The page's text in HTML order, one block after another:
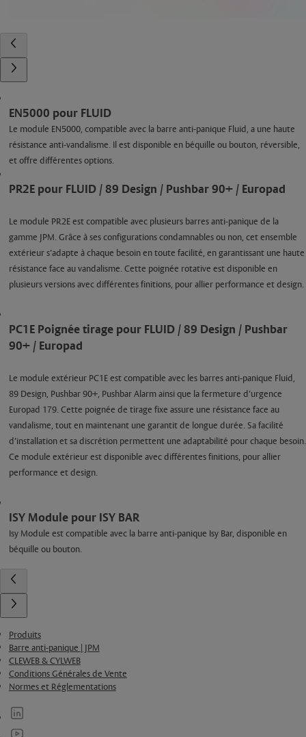
EN5000 pour FLUID
Le module EN5000, compatible avec la barre anti-panique Fluid, a une haute
résistance anti-vandalisme. Il est disponible en béquille ou bouton, réversible,
et offre différentes options.
PR2E pour FLUID / 89 Design / Pushbar 90+ / Europad
Le module PR2E est compatible avec plusieurs barres anti-panique de la
gamme JPM. Grâce à ses configurations condamnables ou non, cet ensemble
extérieur s’adapte à chaque besoin en toute facilité, en garantissant une haute
résistance face au vandalisme. Cette poignée rotative est disponible en
plusieurs versions avec différentes finitions, pour allier performance et design.
PC1E Poignée tirage pour FLUID / 89 Design / Pushbar
90+ / Europad
Le module extérieur PC1E est compatible avec les barres anti-panique Fluid,
89 Design, Pushbar 90+, Pushbar Alarm ainsi que la fermeture d’urgence
Europad 179. Cette poignée de tirage fixe assure une résistance face au
vandalisme, tout en maintenant une garantit de longue durée. Sa facilité
d’installation et sa discrétion permettent une adaptabilité pour chaque besoin.
Ce module extérieur est disponible avec différentes finitions, pour allier
performance et design.
ISY Module pour ISY BAR
Isy Module est compatible avec la barre anti-panique Isy Bar, disponible en
béquille ou bouton.
Produits
Barre anti-panique | JPM
CLEWEB & CYLWEB
Conditions Générales de Vente
Normes et Réglementations